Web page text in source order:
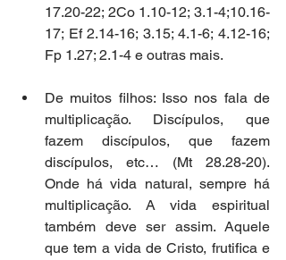
17.20-22; 2Co 1.10-12; 3.1-4;10.16-
17; Ef 2.14-16; 3.15; 4.1-6; 4.12-16;
Fp 1.27; 2.1-4 e outras mais.
De muitos filhos: Isso nos fala de
multiplicação. Discípulos, que
fazem discípulos, que fazem
discípulos, etc… (Mt 28.28-20).
Onde há vida natural, sempre há
multiplicação. A vida espiritual
também deve ser assim. Aquele
que tem a vida de Cristo, frutifica e